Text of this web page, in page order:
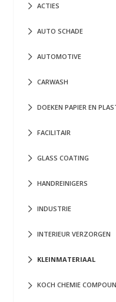
ACTIES
AUTO SCHADE
AUTOMOTIVE
CARWASH
DOEKEN PAPIER EN
FACILITAIR
GLASS COATING
HANDREINIGERS
INDUSTRIE
INTERIEUR VERZORGEN
KLEINMATERIAAL
KOCH CHEMIE